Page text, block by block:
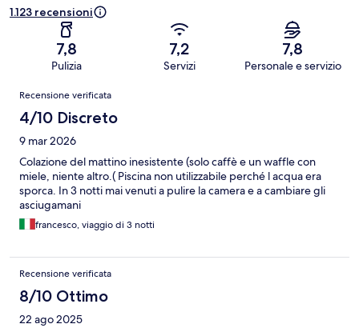
1.123 recensioni
7,8
Pulizia
7,2
Servizi
7,8
Personale e servizio
Recensioni
Recensione verificata
4/10 Discreto
9 mar 2026
Colazione del mattino inesistente (solo caffè e un waffle con
miele, niente altro.( Piscina non utilizzabile perché l acqua era
sporca. In 3 notti mai venuti a pulire la camera e a cambiare gli
asciugamani
francesco, viaggio di 3 notti
Recensione verificata
8/10 Ottimo
22 ago 2025